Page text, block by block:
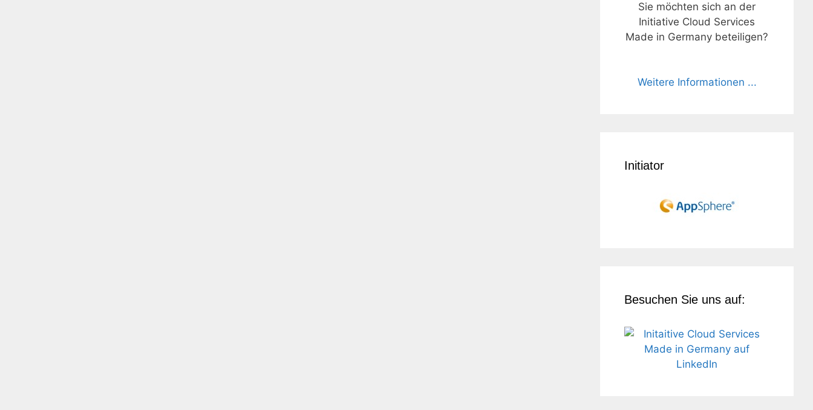
Sie möchten sich an der
Initiative Cloud Services
Made in Germany beteiligen?
Weitere Informationen ...
Initiator
Besuchen Sie uns auf: